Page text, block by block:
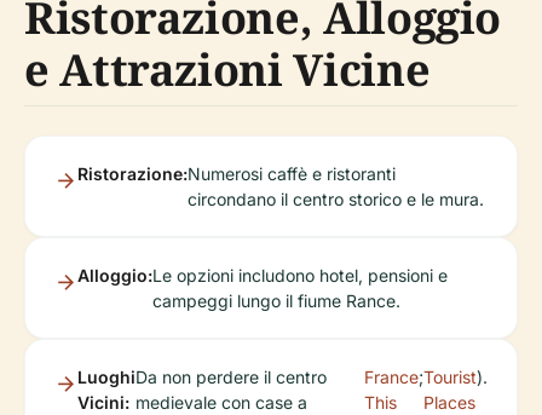
Ristorazione, Alloggio
e Attrazioni Vicine
Ristorazione:Numerosi caffè e ristoranti
circondano il centro storico e le mura.
Alloggio:Le opzioni includono hotel, pensioni e
campeggi lungo il fiume Rance.
Luoghi
Vicini:
Da non perdere il centro
medievale con case a
France
This
;Tourist
Places
).